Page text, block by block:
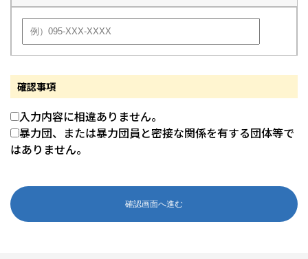
確認事項
入力内容に相違ありません。
暴力団、または暴力団員と密接な関係を有する団体等で
はありません。